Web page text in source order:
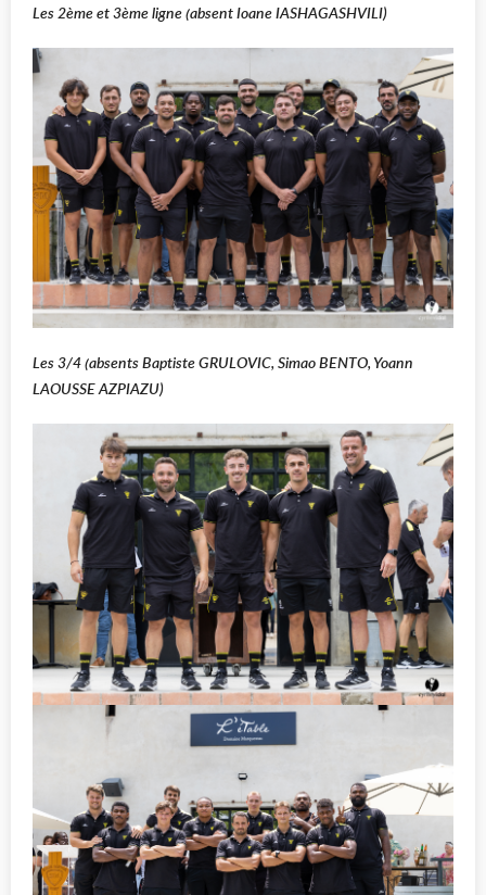
Les 2ème et 3ème ligne (absent Ioane IASHAGASHVILI)
Les 3/4 (absents Baptiste GRULOVIC, Simao BENTO, Yoann
LAOUSSE AZPIAZU)